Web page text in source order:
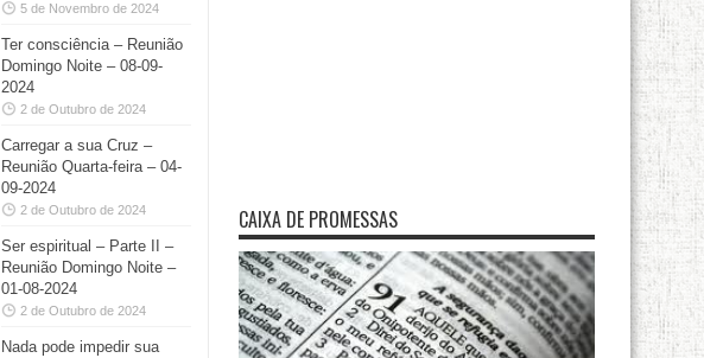
5 de Novembro de 2024
Ter consciência – Reunião
Domingo Noite – 08-09-
2024
2 de Outubro de 2024
Carregar a sua Cruz –
Reunião Quarta-feira – 04-
09-2024
2 de Outubro de 2024
Ser espiritual – Parte II –
Reunião Domingo Noite –
01-08-2024
2 de Outubro de 2024
Nada pode impedir sua
CAIXA DE PROMESSAS